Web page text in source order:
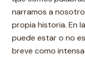
narramos a
propia historia. En
puede estar o no
breve como